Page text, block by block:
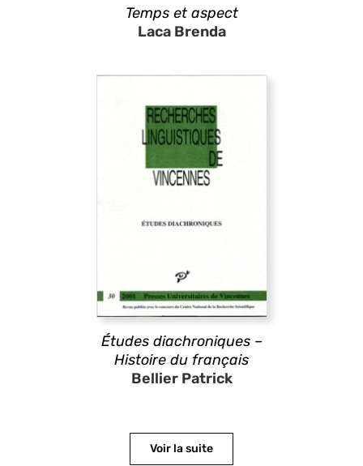
Temps et aspect
Laca Brenda
Études diachroniques –
Histoire du français
Bellier Patrick
Voir la suite